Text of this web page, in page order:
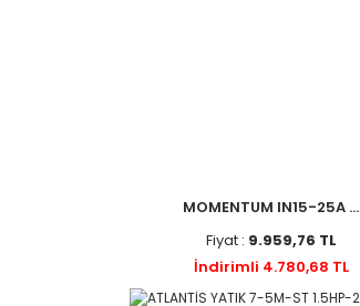
MOMENTUM IN15-25A ...
Fiyat : 9.959,76 TL
İndirimli 4.780,68 TL